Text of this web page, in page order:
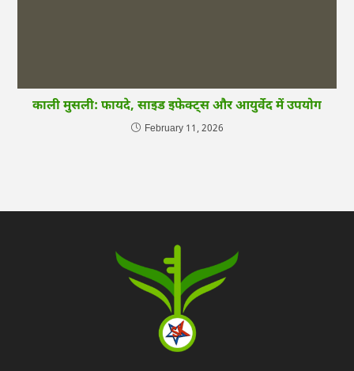
काली मुसली: फायदे, साइड इफेक्ट्स और आयुर्वेद में उपयोग
February 11, 2026